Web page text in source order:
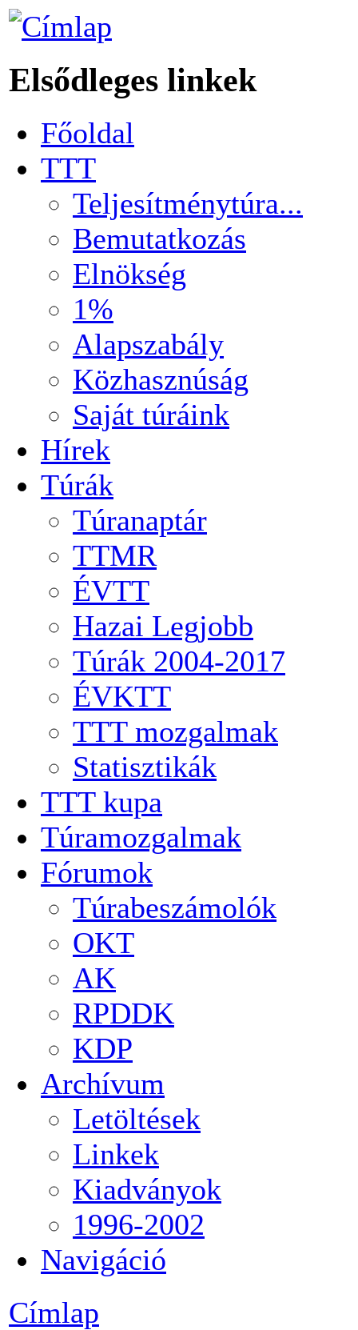
Elsődleges linkek
Főoldal
TTT
Teljesítménytúra...
Bemutatkozás
Elnökség
1%
Alapszabály
Közhasznúság
Saját túráink
Hírek
Túrák
Túranaptár
TTMR
ÉVTT
Hazai Legjobb
Túrák 2004-2017
ÉVKTT
TTT mozgalmak
Statisztikák
TTT kupa
Túramozgalmak
Fórumok
Túrabeszámolók
OKT
AK
RPDDK
KDP
Archívum
Letöltések
Linkek
Kiadványok
1996-2002
Navigáció
Címlap